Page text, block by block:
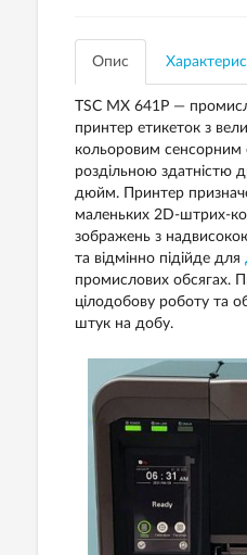
Опис
TSC МХ 641P —
принтер етикеток з
кольоровим
роздільною здатністю
дюйм. Принтер
маленьких 2D-штрих-
зображень з
та відмінно підійде для
промислових обсягах.
цілодобову роботу та
штук на добу.